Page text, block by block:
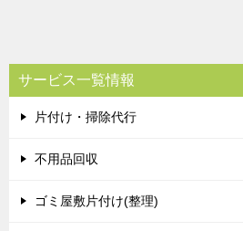
ビ
ゲ
ー
シ
サービス一覧情報
片付け・掃除代行
不用品回収
ゴミ屋敷片付け(整理)